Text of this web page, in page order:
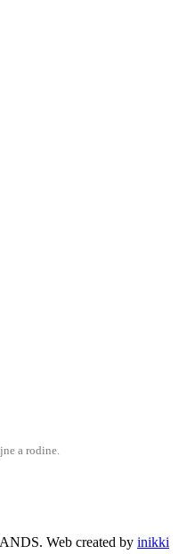
a rodine.
Web created by inikki